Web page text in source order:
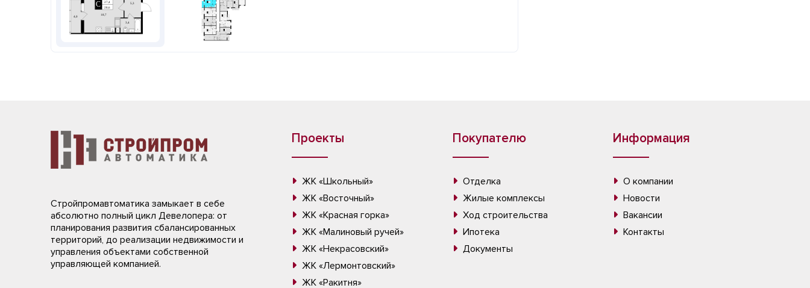
Стройпромавтоматика замыкает в себе
абсолютно полный цикл Девелопера: от
планирования развития сбалансированных
территорий, до реализации недвижимости и
управления объектами собственной
управляющей компанией.
Проекты
ЖК «Школьный»
ЖК «Восточный»
ЖК «Красная горка»
ЖК «Малиновый ручей»
ЖК «Некрасовский»
ЖК «Лермонтовский»
ЖК «Ракитня»
Покупателю
Отделка
Жилые комплексы
Ход строительства
Ипотека
Документы
Информация
О компании
Новости
Вакансии
Контакты